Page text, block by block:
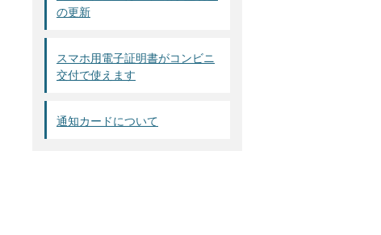
の更新
スマホ用電子証明書がコンビニ
交付で使えます
通知カードについて